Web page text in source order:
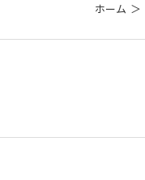
ホーム